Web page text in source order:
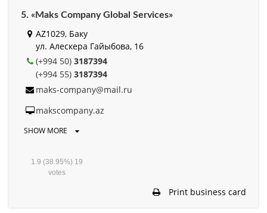
5. «Maks Company Global Services»
AZ1029, Баку
ул. Алескера Гайыбова, 16
(+994 50) 3187394
(+994 55) 3187394
maks-company@mail.ru
makscompany.az
SHOW MORE
1.9 (38.95%) 19
votes
Print business card